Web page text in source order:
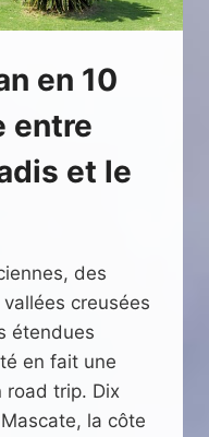
en 10
entre
et le
des
creusées
étendues
en fait une
road trip. Dix
la côte